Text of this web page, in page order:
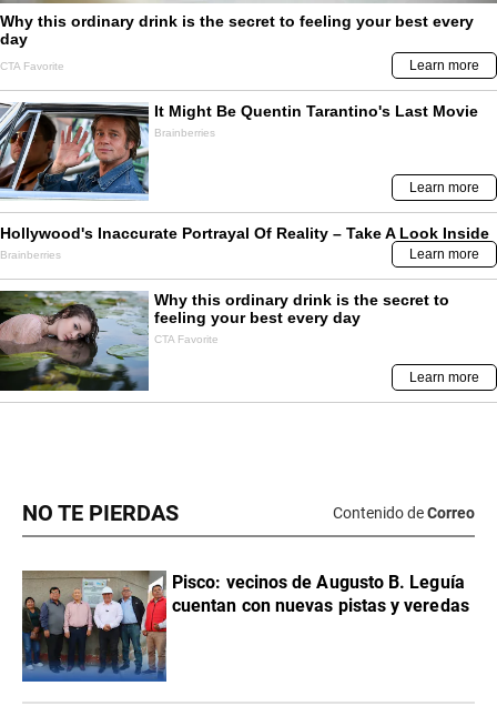
NO TE PIERDAS Contenido deCorreo
Pisco: vecinos de Augusto B. Leguía
cuentan con nuevas pistas y veredas